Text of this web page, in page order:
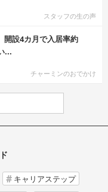
スタッフの生の声
開設4カ月で入居率約
...
チャーミンのおでかけ
キャリアステップ